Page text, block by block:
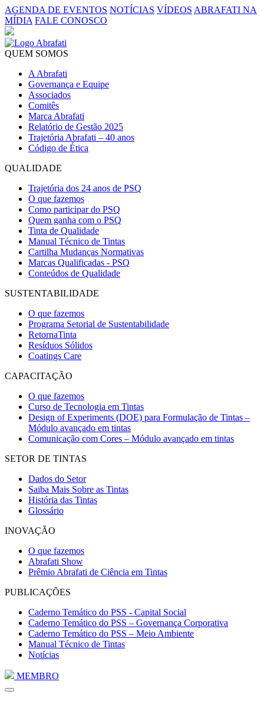
AGENDA DE EVENTOS NOTÍCIAS VÍDEOS ABRAFATI NA
MÍDIA FALE CONOSCO
QUEM SOMOS
A Abrafati
Governança e Equipe
Associados
Comitês
Marca Abrafati
Relatório de Gestão 2025
Trajetória Abrafati – 40 anos
Código de Ética
QUALIDADE
Trajetória dos 24 anos de PSQ
O que fazemos
Como participar do PSQ
Quem ganha com o PSQ
Tinta de Qualidade
Manual Técnico de Tintas
Cartilha Mudanças Normativas
Marcas Qualificadas - PSQ
Conteúdos de Qualidade
SUSTENTABILIDADE
O que fazemos
Programa Setorial de Sustentabilidade
RetornaTinta
Resíduos Sólidos
Coatings Care
CAPACITAÇÃO
O que fazemos
Curso de Tecnologia em Tintas
Design of Experiments (DOE) para Formulação de Tintas –
Módulo avançado em tintas
Comunicação com Cores – Módulo avançado em tintas
SETOR DE TINTAS
Dados do Setor
Saiba Mais Sobre as Tintas
História das Tintas
Glossário
INOVAÇÃO
O que fazemos
Abrafati Show
Prêmio Abrafati de Ciência em Tintas
PUBLICAÇÕES
Caderno Temático do PSS - Capital Social
Caderno Temático do PSS – Governança Corporativa
Caderno Temático do PSS – Meio Ambiente
Manual Técnico de Tintas
Notícias
MEMBRO